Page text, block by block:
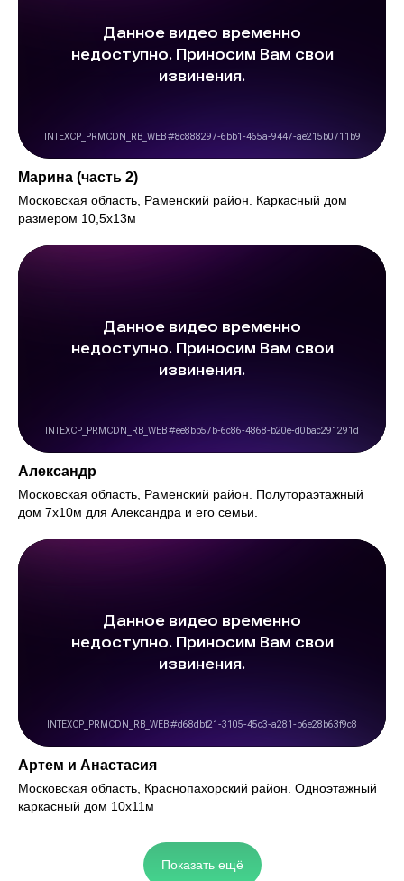
Марина (часть 2)
Московская область, Раменский район. Каркасный дом
размером 10,5х13м
Александр
Московская область, Раменский район. Полутораэтажный
дом 7х10м для Александра и его семьи.
Артем и Анастасия
Московская область, Краснопахорский район. Одноэтажный
каркасный дом 10х11м
Показать ещё